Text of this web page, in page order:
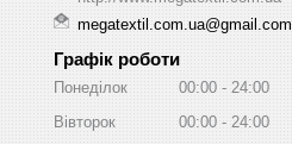
megatextil.com.ua@gmail.com
Графік роботи
Понеділок 00:00
24:00
Вівторок
00:00
24:00